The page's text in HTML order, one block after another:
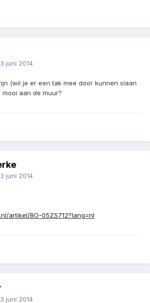
juni 2014
(wil je er een tak mee door kunnen slaan
aan de muur?
juni 2014
artikel/BO-05ZS712?lang=nl
juni 2014